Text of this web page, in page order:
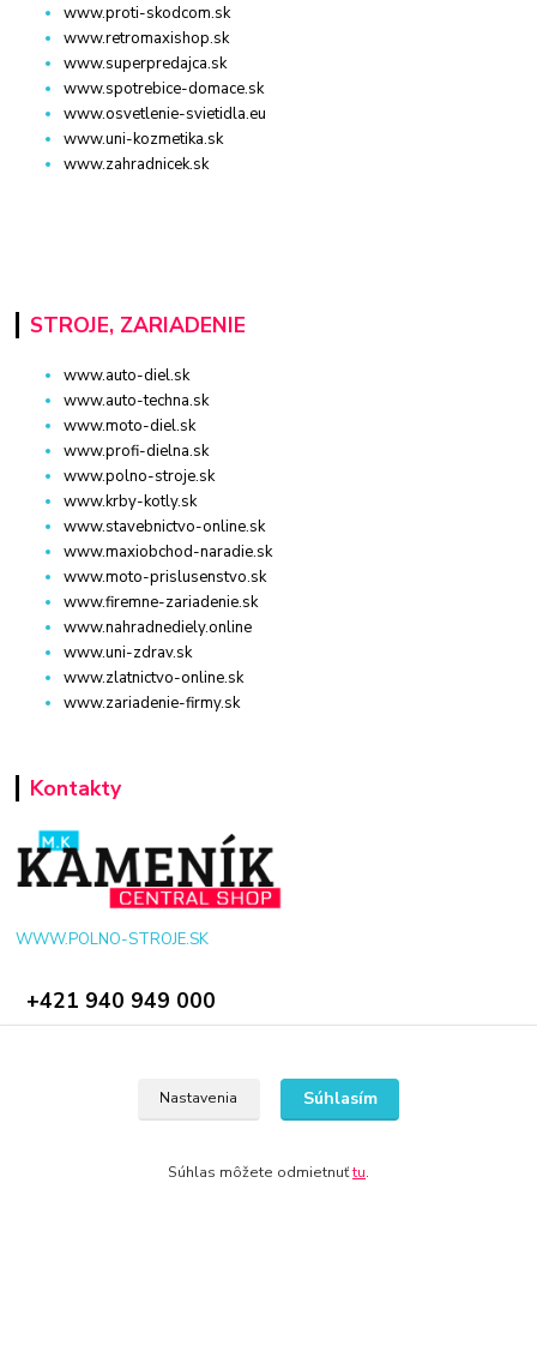
www.proti-skodcom.sk
www.retromaxishop.sk
www.superpredajca.sk
www.spotrebice-domace.sk
www.osvetlenie-svietidla.eu
www.uni-kozmetika.sk
www.zahradnicek.sk
STROJE, ZARIADENIE
www.auto-diel.sk
www.auto-techna.sk
www.moto-diel.sk
www.profi-dielna.sk
www.polno-stroje.sk
www.krby-kotly.sk
www.stavebnictvo-online.sk
www.maxiobchod-naradie.sk
www.moto-prislusenstvo.sk
www.firemne-zariadenie.sk
www.nahradnediely.online
www.uni-zdrav.sk
www.zlatnictvo-online.sk
www.zariadenie-firmy.sk
Kontakty
WWW.POLNO-STROJE.SK
+421 940 949 000
Nastavenia Súhlasím
Súhlas môžete odmietnuťtu.